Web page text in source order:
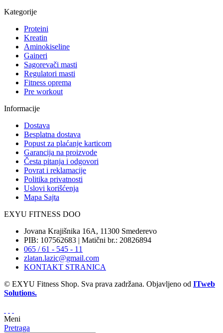
Kategorije
Proteini
Kreatin
Aminokiseline
Gaineri
Sagorevači masti
Regulatori masti
Fitness oprema
Pre workout
Informacije
Dostava
Besplatna dostava
Popust za plaćanje karticom
Garancija na proizvode
Česta pitanja i odgovori
Povrat i reklamacije
Politika privatnosti
Uslovi korišćenja
Mapa Sajta
EXYU FITNESS DOO
Jovana Krajišnika 16A, 11300 Smederevo
PIB: 107562683 | Matični br.: 20826894
065 / 61 - 545 - 11
zlatan.lazic@gmail.com
KONTAKT STRANICA
© EXYU Fitness Shop. Sva prava zadržana. Objavljeno od ITweb
Solutions.
Meni
Pretraga